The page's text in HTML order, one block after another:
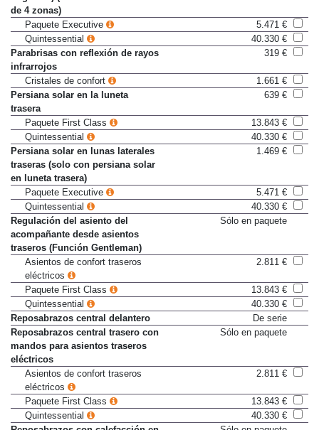
fragancia) (solo con climatizador
de 4 zonas)
Paquete Executive
5.471 €
Quintessential
40.330 €
Parabrisas con reflexión de rayos
infrarrojos
Cristales de confort
1.661 €
Persiana solar en la luneta
trasera
Paquete First Class
13.843 €
Quintessential
40.330 €
Persiana solar en lunas laterales
traseras (solo con persiana solar
en luneta trasera)
Paquete Executive
5.471 €
Quintessential
40.330 €
Regulación del asiento del
acompañante desde asientos
traseros (Función Gentleman)
Asientos de confort traseros
eléctricos
Paquete First Class
13.843 €
Quintessential
40.330 €
Reposabrazos central delantero
De serie
Reposabrazos central trasero con
mandos para asientos traseros
eléctricos
Asientos de confort traseros
eléctricos
Paquete First Class
13.843 €
Quintessential
40.330 €